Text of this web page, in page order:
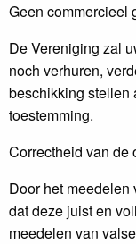
Geen commercieel
De Vereniging zal
noch verhuren,
beschikking stellen
toestemming.
Correctheid van de
Door het
dat deze juist en
meedelen van